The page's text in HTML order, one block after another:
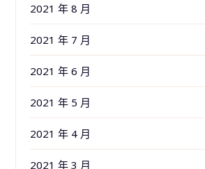
2021 年 8 月
2021 年 7 月
2021 年 6 月
2021 年 5 月
2021 年 4 月
2021 年 3 月